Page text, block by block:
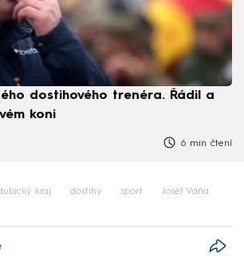
dostihového trenéra. Řádil a
koni
6 min čtení
kraj dostihy sport Josef Váňa